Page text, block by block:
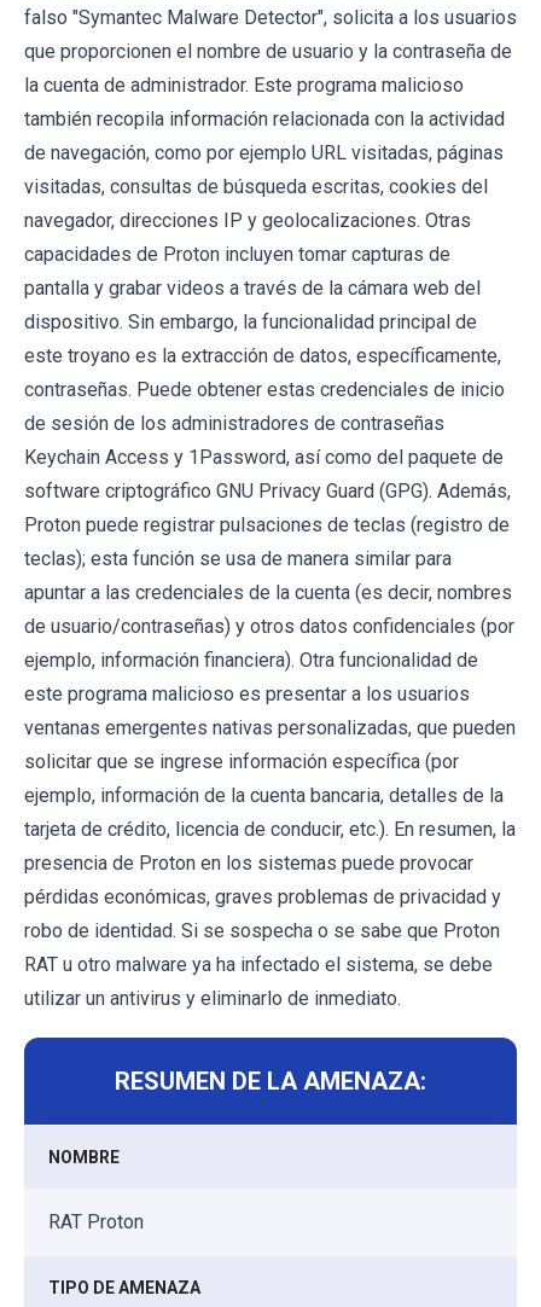
falso "Symantec Malware Detector", solicita a los usuarios
que proporcionen el nombre de usuario y la contraseña de
la cuenta de administrador. Este programa malicioso
también recopila información relacionada con la actividad
de navegación, como por ejemplo URL visitadas, páginas
visitadas, consultas de búsqueda escritas, cookies del
navegador, direcciones IP y geolocalizaciones. Otras
capacidades de Proton incluyen tomar capturas de
pantalla y grabar videos a través de la cámara web del
dispositivo. Sin embargo, la funcionalidad principal de
este troyano es la extracción de datos, específicamente,
contraseñas. Puede obtener estas credenciales de inicio
de sesión de los administradores de contraseñas
Keychain Access y 1Password, así como del paquete de
software criptográfico GNU Privacy Guard (GPG). Además,
Proton puede registrar pulsaciones de teclas (registro de
teclas); esta función se usa de manera similar para
apuntar a las credenciales de la cuenta (es decir, nombres
de usuario/contraseñas) y otros datos confidenciales (por
ejemplo, información financiera). Otra funcionalidad de
este programa malicioso es presentar a los usuarios
ventanas emergentes nativas personalizadas, que pueden
solicitar que se ingrese información específica (por
ejemplo, información de la cuenta bancaria, detalles de la
tarjeta de crédito, licencia de conducir, etc.). En resumen, la
presencia de Proton en los sistemas puede provocar
pérdidas económicas, graves problemas de privacidad y
robo de identidad. Si se sospecha o se sabe que Proton
RAT u otro malware ya ha infectado el sistema, se debe
utilizar un antivirus y eliminarlo de inmediato.
RESUMEN DE LA AMENAZA:
NOMBRE
RAT Proton
TIPO DE AMENAZA